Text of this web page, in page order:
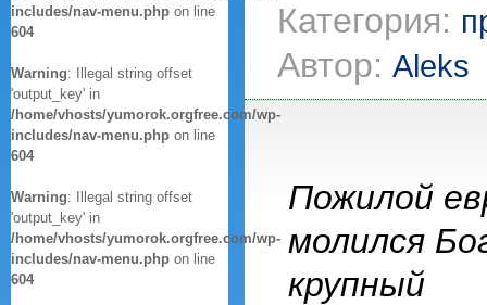
includes/nav-menu.php on line
604
Warning: Illegal string offset
'output_key' in
/home/vhosts/yumorok.orgfree.com/wp-
includes/nav-menu.php on line
604
Warning: Illegal string offset
'output_key' in
/home/vhosts/yumorok.orgfree.com/wp-
includes/nav-menu.php on line
604
Категория:
Автор: Aleks
Пожилой
молился
крупный